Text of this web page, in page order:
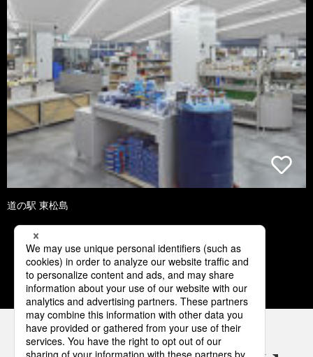
道の駅 東松島
1 2 3 4 5
パナソニックの電気設備 SNSアカウント